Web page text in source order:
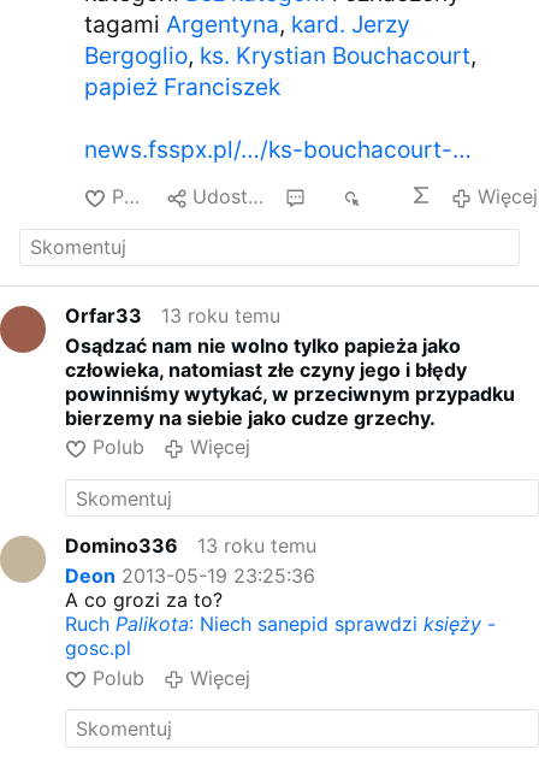
tagamiArgentyna, kard. Jerzy
Bergoglio, ks. Krystian Bouchacourt,
papież Franciszek
news.fsspx.pl/…/ks-bouchacourt-…
Polub Udostępnij Więcej
Orfar33
13 roku temu
Osądzać nam nie wolno tylko papieża jako
człowieka, natomiast złe czyny jego i błędy
powinniśmy wytykać, w przeciwnym przypadku
bierzemy na siebie jako cudze grzechy.
Polub
Więcej
Domino336
13 roku temu
Deon 2013-05-19 23:25:36
A co grozi za to?
Ruch Palikota: Niech sanepid sprawdziksięży -
gosc.pl
Polub
Więcej